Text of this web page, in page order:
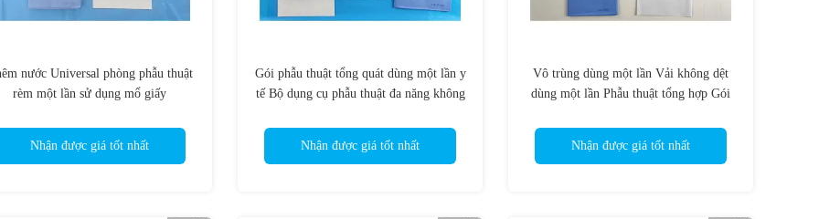
nước Universal phòng phẫu thuật
rèm một lần sử dụng mổ giấy
Nhận được giá tốt nhất
Gói phẫu thuật tổng quát dùng một lần y
tế Bộ dụng cụ phẫu thuật đa năng không
Nhận được giá tốt nhất
Vô trùng dùng một lần Vải không dệt
dùng một lần Phẫu thuật tổng hợp Gói
lần thấm hút cho phòng phẫu thuật bệnh
viện
Nhận được giá tốt nhất